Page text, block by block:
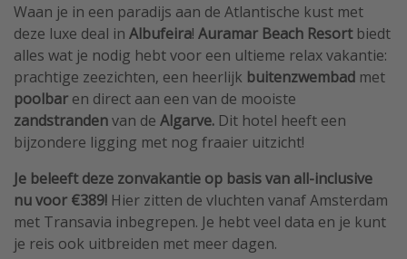
Center Parcs
Disneyland Parijs
Strandvakantie in Italië
Strandvakantie in Nederland
All inclusive vakantie in Griekenland
Waan je in een paradijs aan de Atlantische kust met
deze luxe deal in Albufeira! Auramar Beach Resort biedt
alles wat je nodig hebt voor een ultieme relax vakantie:
prachtige zeezichten, een heerlijk buitenzwembad met
poolbar en direct aan een van de mooiste
zandstrandenvan de Algarve. Dit hotel heeft een
bijzondere ligging met nog fraaier uitzicht!
Je beleeft deze zonvakantie op basis van all-inclusive
nu voor €389! Hier zitten de vluchten vanaf Amsterdam
met Transavia inbegrepen. Je hebt veel data en je kunt
je reis ook uitbreiden met meer dagen.